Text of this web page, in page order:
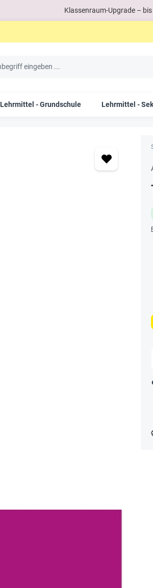
Klassenraum-Upgrade –
Lehrmittel - Grundschule Lehrmittel -